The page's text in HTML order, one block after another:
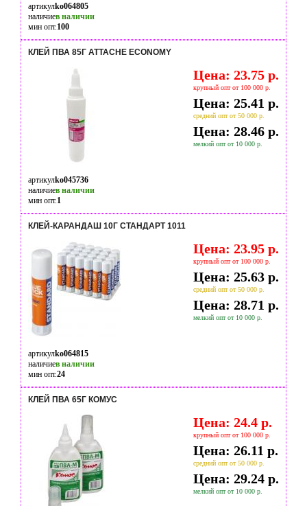
артикулko064805
наличиев наличии
мин опт.100
КЛЕЙ ПВА 85Г ATTACHE ECONOMY
Цена: 23.75 р.
крупный опт от 100 000 р.
Цена: 25.41 р.
средний опт от 50 000 р.
Цена: 28.46 р.
мелкий опт от 10 000 р.
артикулko045736
наличиев наличии
мин опт.1
КЛЕЙ-КАРАНДАШ 10Г СТАНДАРТ 1011
Цена: 23.95 р.
крупный опт от 100 000 р.
Цена: 25.63 р.
средний опт от 50 000 р.
Цена: 28.71 р.
мелкий опт от 10 000 р.
артикулko064815
наличиев наличии
мин опт.24
КЛЕЙ ПВА 65Г КОМУС
Цена: 24.4 р.
крупный опт от 100 000 р.
Цена: 26.11 р.
средний опт от 50 000 р.
Цена: 29.24 р.
мелкий опт от 10 000 р.